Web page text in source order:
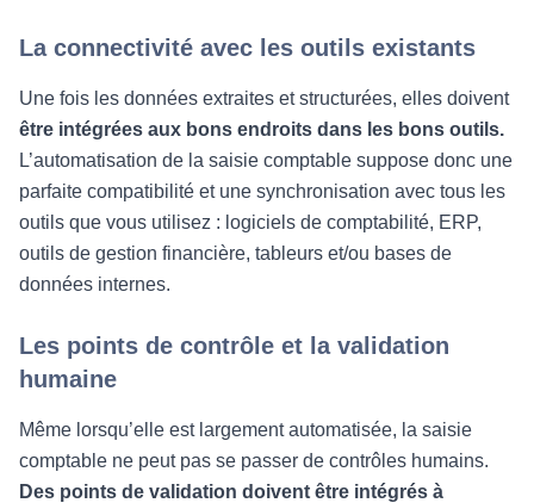
La connectivité avec les outils existants
Une fois les données extraites et structurées, elles doivent
être intégrées aux bons endroits dans les bons outils.
L’automatisation de la saisie comptable suppose donc une
parfaite compatibilité et une synchronisation avec tous les
outils que vous utilisez : logiciels de comptabilité, ERP,
outils de gestion financière, tableurs et/ou bases de
données internes.
Les points de contrôle et la validation
humaine
Même lorsqu’elle est largement automatisée, la saisie
comptable ne peut pas se passer de contrôles humains.
Des points de validation doivent être intégrés à